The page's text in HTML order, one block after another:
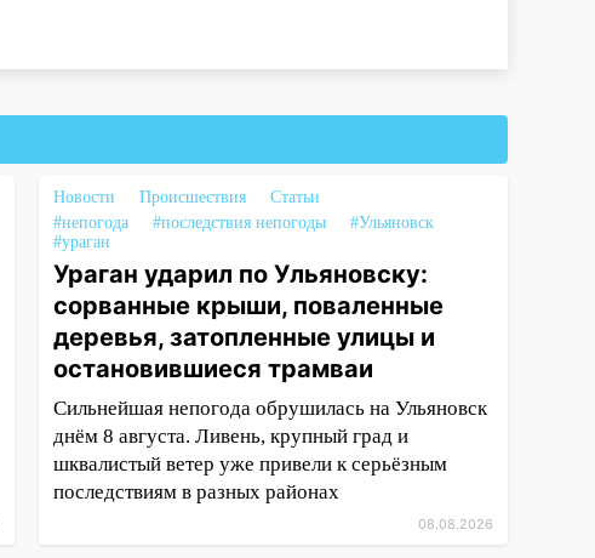
Новости Происшествия
Статьи
#непогода
#последствия непогоды
#Ульяновск
#ураган
Ураган ударил по Ульяновску:
сорванные крыши, поваленные
деревья, затопленные улицы и
остановившиеся трамваи
Сильнейшая непогода обрушилась на Ульяновск
днём 8 августа. Ливень, крупный град и
шквалистый ветер уже привели к серьёзным
последствиям в разных районах
08.08.2026